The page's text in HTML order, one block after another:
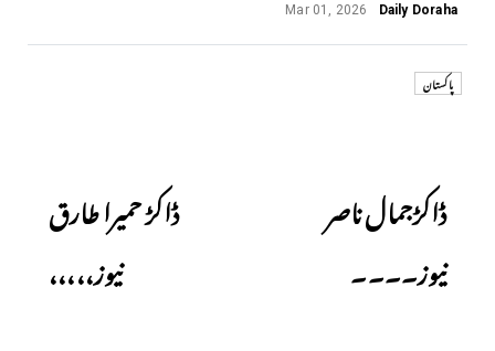
Daily Doraha
Mar 01, 2026
پاکستان
ڈاکڑجمال ناصر
نیوز۔۔۔۔
ڈاکڑ حمیرا طارق
نیوز،،،،،